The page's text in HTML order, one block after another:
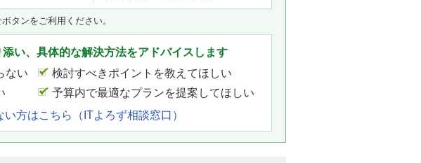
タンをご利用ください。
い、具体的な解決方法をアドバイスします
ない
検討すべきポイントを教えてほしい
予算内で最適なプランを提案してほしい
方はこちら（ITよろず相談窓口）